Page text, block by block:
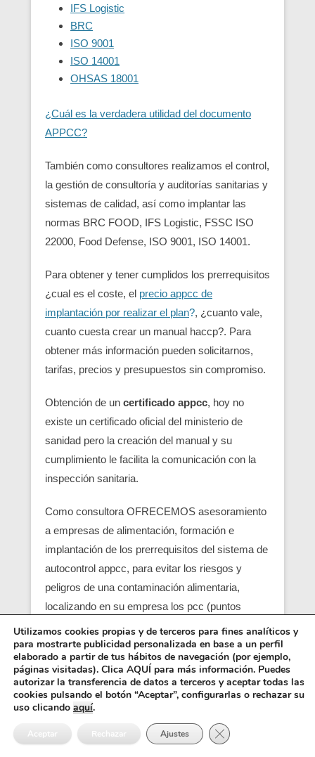
IFS Logistic
BRC
ISO 9001
ISO 14001
OHSAS 18001
¿Cuál es la verdadera utilidad del documento
APPCC?
También como consultores realizamos el control,
la gestión de consultoría y auditorías sanitarias y
sistemas de calidad, así como implantar las
normas BRC FOOD, IFS Logistic, FSSC ISO
22000, Food Defense, ISO 9001, ISO 14001.
Para obtener y tener cumplidos los prerrequisitos
¿cual es el coste, el precio appcc de
implantación por realizar el plan?, ¿cuanto vale,
cuanto cuesta crear un manual haccp?. Para
obtener más información pueden solicitarnos,
tarifas, precios y presupuestos sin compromiso.
Obtención de un certificado appcc, hoy no
existe un certificado oficial del ministerio de
sanidad pero la creación del manual y su
cumplimiento le facilita la comunicación con la
inspección sanitaria.
Como consultora OFRECEMOS asesoramiento
a empresas de alimentación, formación e
implantación de los prerrequisitos del sistema de
autocontrol appcc, para evitar los riesgos y
peligros de una contaminación alimentaria,
localizando en su empresa los pcc (puntos
críticos) y obtener un servicio con una correcta
seguridad alimentaria.
Entre los requisitos está el control y el análisis de
cada punto crítico, junto con el registro sanitario,
es básico para que empiezen las empresas
alimentarias (ejemplo una empresa de catering),
Utilizamos cookies propias y de terceros para fines analíticos y
para mostrarte publicidad personalizada en base a un perfil
elaborado a partir de tus hábitos de navegación (por ejemplo,
páginas visitadas). Clica AQUÍ para más información. Puedes
autorizar la transferencia de datos a terceros y aceptar todas las
cookies pulsando el botón “Aceptar”, configurarlas o rechazar su
uso clicando aquí.
Aceptar Rechazar Ajustes Cerrar el banner de